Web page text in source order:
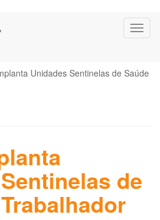
Unidades Sentinelas de Saúde
de